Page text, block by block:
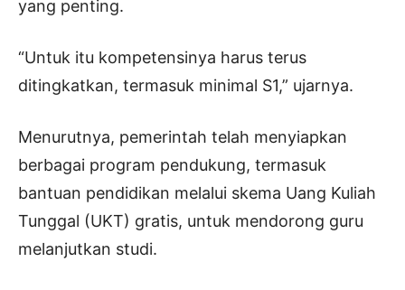
yang penting.
“Untuk itu kompetensinya harus terus
ditingkatkan, termasuk minimal S1,” ujarnya.
Menurutnya, pemerintah telah menyiapkan
berbagai program pendukung, termasuk
bantuan pendidikan melalui skema Uang Kuliah
Tunggal (UKT) gratis, untuk mendorong guru
melanjutkan studi.